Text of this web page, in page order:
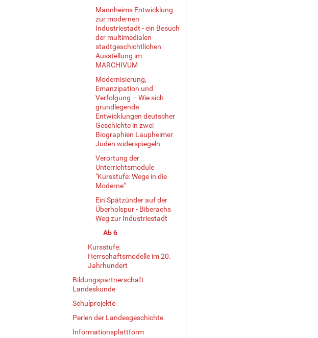
Mannheims Entwicklung
zur modernen
Industriestadt - ein Besuch
der multimedialen
stadtgeschichtlichen
Ausstellung im
MARCHIVUM
Modernisierung,
Emanzipation und
Verfolgung – Wie sich
grundlegende
Entwicklungen deutscher
Geschichte in zwei
Biographien Laupheimer
Juden widerspiegeln
Verortung der
Unterrichtsmodule
"Kursstufe: Wege in die
Moderne"
Ein Spätzünder auf der
Überholspur - Biberachs
Weg zur Industriestadt
Ab 6
Kursstufe:
Herrschaftsmodelle im 20.
Jahrhundert
Bildungspartnerschaft
Landeskunde
Schulprojekte
Perlen der Landesgeschichte
Informationsplattform